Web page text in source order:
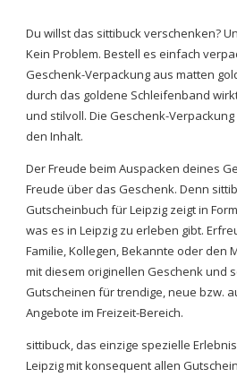
Du willst das sittibuck verschenken?
Kein Problem. Bestell es einfach
Geschenk-Verpackung aus matten
durch das goldene Schleifenband
und stilvoll. Die Geschenk-
den Inhalt.
Der Freude beim Auspacken deines
Freude über das Geschenk. Denn
Gutscheinbuch für Leipzig zeigt in
was es in Leipzig zu erleben gibt.
Familie, Kollegen, Bekannte oder den
mit diesem originellen Geschenk und
Gutscheinen für trendige, neue bzw.
Angebote im Freizeit-Bereich.
sittibuck, das einzige spezielle
Leipzig mit konsequent allen